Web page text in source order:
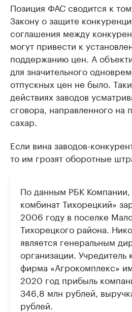
Позиция ФАС сводится к
Закону о защите
соглашения между
могут привести к
поддержанию цен. А
для значительного
отпускных цен не было.
действиях заводов
сговора, направленного на
сахар.
Если вина заводов-
то им грозят оборотные
По данным РБК
комбинат Тихорецкий»
2006 году в поселке
Тихорецкого района.
является генеральным
организации.
фирма «Агрокомплекс»
2020 год прибыль
346,8 млн рублей,
рублей.